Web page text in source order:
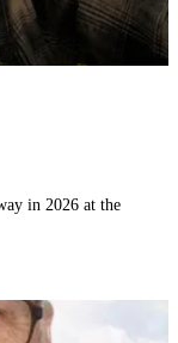
in 2026 at the